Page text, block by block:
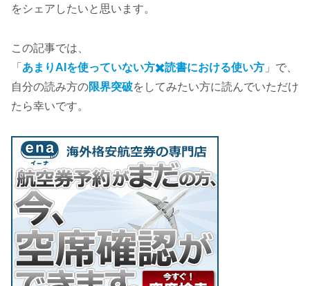
をシェアしたいと思います。
この記事では、
「 あまりAIを使っていない方✖️読書における使い方 」で、
自分の読み方の限界突破をしてみたい方に読んでいただけ
たら幸いです。